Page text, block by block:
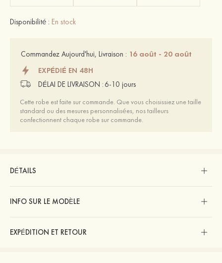
Disponibilité : En stock
Commandez Aujourd'hui, Livraison : 16 août - 20 août
EXPÉDIÉ EN 48H
DÉLAI DE LIVRAISON : 6-10 jours
Cette robe est faite sur commande. Que vous choisissiez une taille
standard ou des mesures personnalisées, nos tailleurs
confectionnent chaque robe sur commande.
DÉTAILS
INFO SUR LE MODÈLE
EXPÉDITION ET RETOUR